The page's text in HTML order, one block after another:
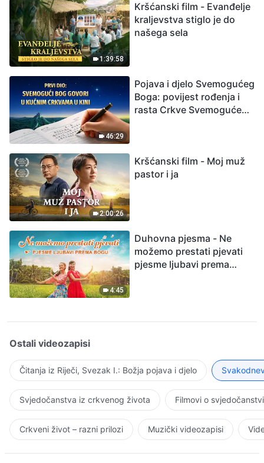
1:39:58
Kršćanski film - Evanđelje
kraljevstva stiglo je do
našega sela
46:29
Pojava i djelo Svemogućeg
Boga: povijest rođenja i
rasta Crkve Svemogućeg
2:00:26
Kršćanski film - Moj muž
pastor i ja
4:45
Duhovna pjesma - Ne
možemo prestati pjevati
pjesme ljubavi prema
Ostali videozapisi
Čitanja iz Riječi, Svezak I.: Božja pojava i djelo
Svjedočanstva iz crkvenog života Filmovi o
Crkveni život – razni prilozi Muzički videozapisi